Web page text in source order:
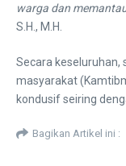
warga dan
S.H., M.H.
​Secara keseluruhan,
masyarakat
kondusif seiring
Bagikan Artikel ini :